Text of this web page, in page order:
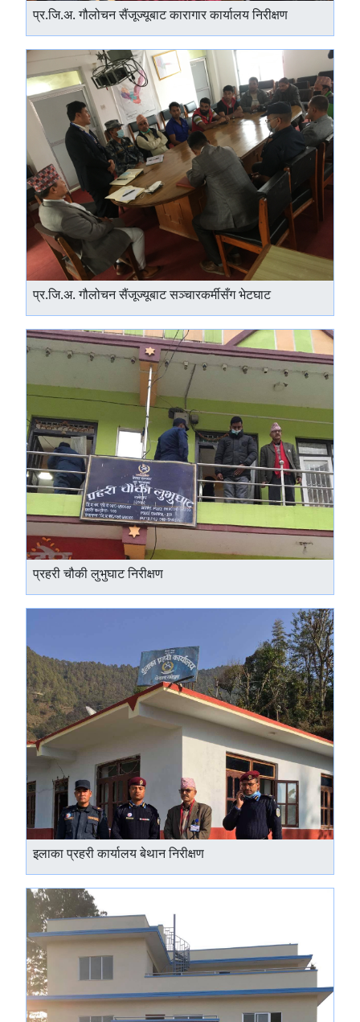
प्र.जि.अ. गौलोचन सैंजूज्यूबाट कारागार कार्यालय निरीक्षण
प्र.जि.अ. गौलोचन सैंजूज्यूबाट सञ्चारकर्मीसँग भेटघाट
प्रहरी चौकी लुभुघाट निरीक्षण
इलाका प्रहरी कार्यालय बेथान निरीक्षण